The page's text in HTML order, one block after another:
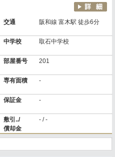
交通 阪和線 富木駅 徒歩6分
中学校 取石中学校
部屋番号 201
専有面積 -
保証金 -
敷引../
償却金
- / -